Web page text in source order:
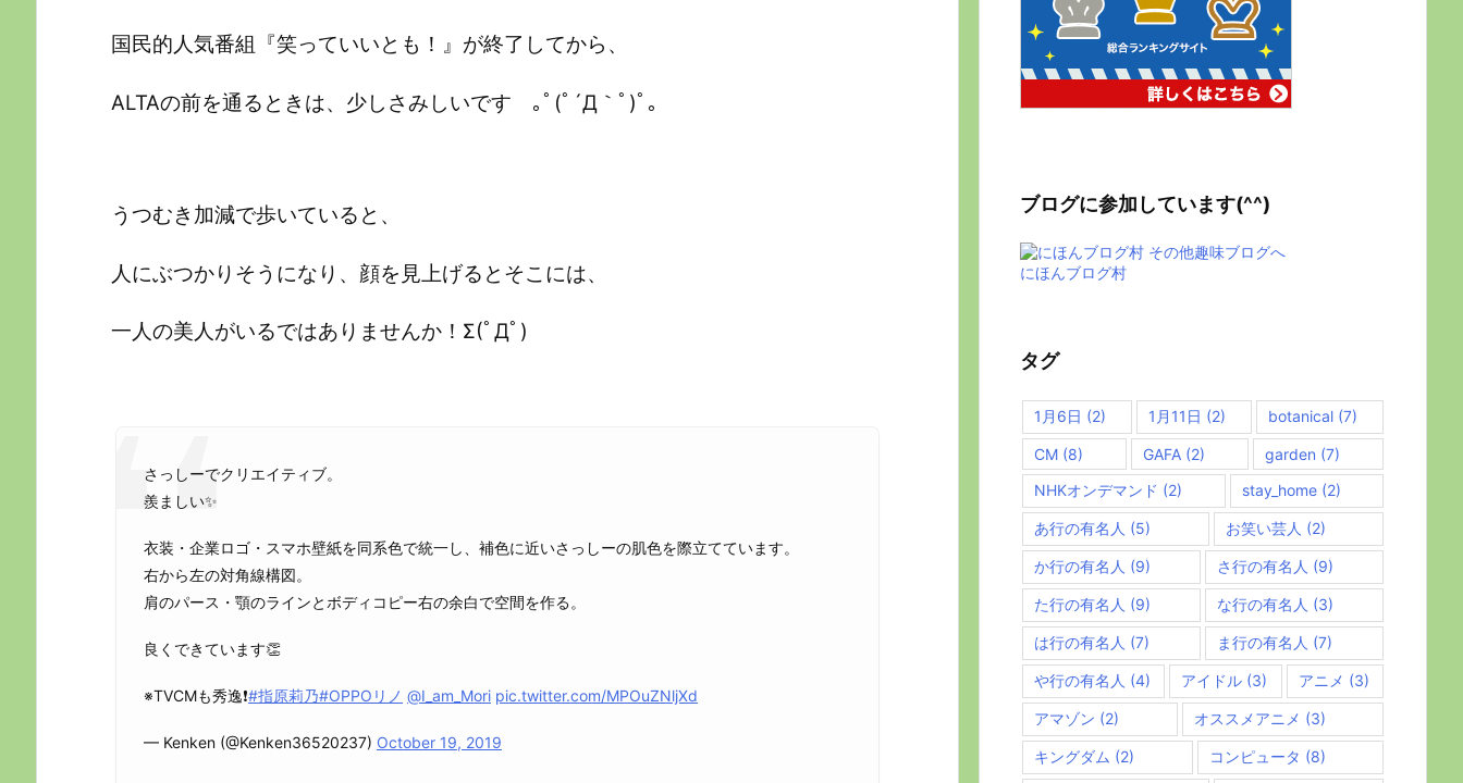
国民的人気番組『笑っていいとも！』が終了してから、
ALTAの前を通るときは、少しさみしいです ｡ﾟ(ﾟ´Д｀ﾟ)ﾟ｡
うつむき加減で歩いていると、
人にぶつかりそうになり、顔を見上げるとそこには、
一人の美人がいるではありませんか！Σ(ﾟДﾟ)
さっしーでクリエイティブ。
羨ましい✨
衣装・企業ロゴ・スマホ壁紙を同系色で統一し、補色に近いさっしーの肌色を際立てています。
右から左の対角線構図。
肩のパース・顎のラインとボディコピー右の余白で空間を作る。
良くできています👏
※TVCMも秀逸❗#指原莉乃#OPPOリノ @I_am_Mori pic.twitter.com/MPOuZNljXd
— Kenken (@Kenken36520237) October 19, 2019
ブログに参加しています(^^)
にほんブログ村
タグ
1月6日 (2) 1月11日 (2) botanical (7)
CM (8) GAFA (2) garden (7)
NHKオンデマンド (2) stay_home(2)
あ行の有名人 (5) お笑い芸人 (2)
か行の有名人 (9) さ行の有名人 (9)
た行の有名人 (9) な行の有名人 (3)
は行の有名人 (7) ま行の有名人 (7)
や行の有名人 (4) アイドル (3) アニメ (3)
アマゾン (2) オススメアニメ (3)
キングダム (2) コンピュータ (8)